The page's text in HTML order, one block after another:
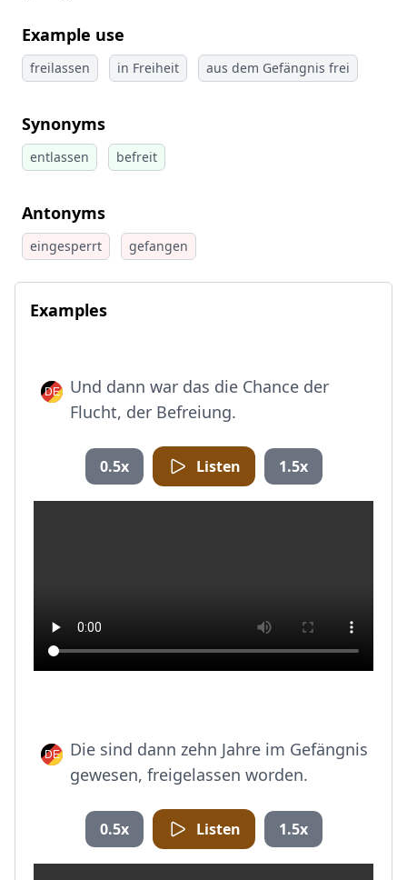
Example use
freilassen in Freiheit aus dem Gefängnis frei
Synonyms
entlassen befreit
Antonyms
eingesperrt gefangen
Examples
Und dann war das die Chance der
Flucht, der Befreiung.
0.5x Listen 1.5x
Die sind dann zehn Jahre im Gefängnis
gewesen, freigelassen worden.
0.5x Listen 1.5x